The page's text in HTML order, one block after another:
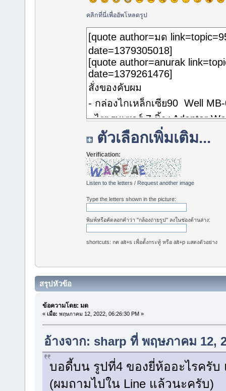
คลิกที่นี่เพื่ออัพโหลดรูป
ตัวเลือกเพิ่มเติม...
Verification:
Listen to the letters / Request another image
Type the letters shown in the picture:
พิมพ์หรือคัดลอกคำว่า "กล้องถ่ายรูป" ลงในช่องด้านล่าง:
shortcuts: กด alt+s เพื่อตั้งกระทู้ หรือ alt+p แสดงตัวอย่าง
สรุปหัวข้อ
ข้อความโดย: มด
« เมื่อ: พฤษภาคม 12, 2022, 06:26:30 PM »
อ้างจาก: sharp ที่ พฤษภาคม 12,
บอดี้บน รูปที่4 ของยี่ห้ออะไรครับ
(ผมถามไปใน Line แล้วนะครับ)